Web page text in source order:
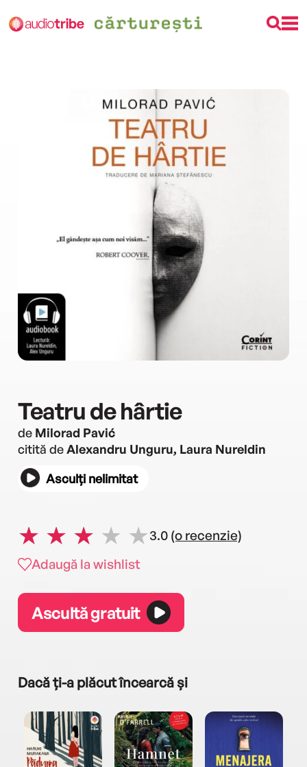
Teatru de hârtie
de Milorad Pavić
citită deAlexandru Unguru, Laura Nureldin
Asculți nelimitat
3.0 (o recenzie)
Adaugă la wishlist
Ascultă gratuit
Dacă ți-a plăcut încearcă și